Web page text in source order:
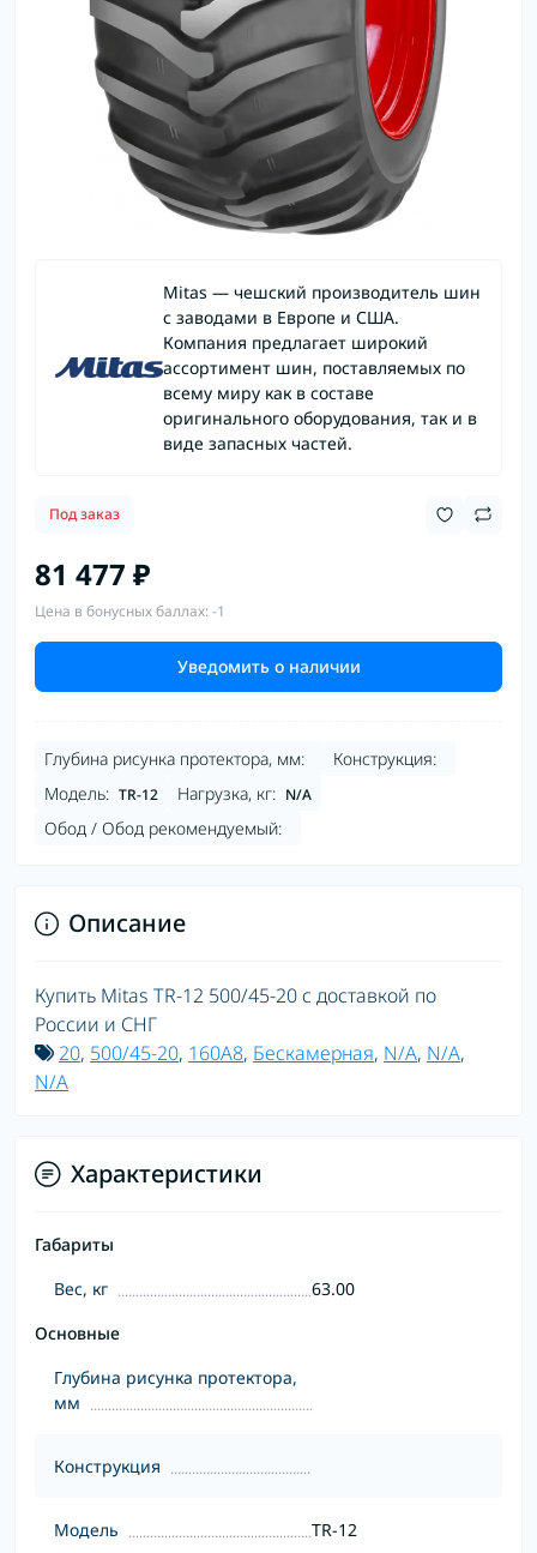
Mitas — чешский производитель шин
с заводами в Европе и США.
Компания предлагает широкий
ассортимент шин, поставляемых по
всему миру как в составе
оригинального оборудования, так и в
виде запасных частей.
Под заказ
81 477 ₽
Цена в бонусных баллах: -1
Уведомить о наличии
Глубина рисунка протектора, мм:
Конструкция:
Модель: TR-12 Нагрузка, кг: N/A
Обод / Обод рекомендуемый:
Описание
Купить Mitas TR-12 500/45-20 с доставкой по
России и СНГ
20, 500/45-20, 160A8, Бескамерная, N/A, N/A,
N/A
Характеристики
Габариты
Вес, кг
63.00
Основные
Глубина рисунка протектора,
мм
Конструкция
Модель TR-12